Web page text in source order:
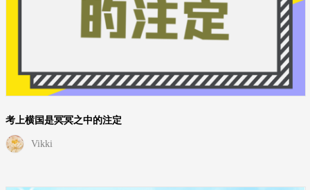
考上横国是冥冥之中的注定
Vikki